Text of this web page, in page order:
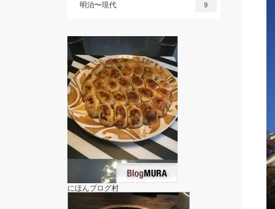
明治〜現代 9
にほんブログ村